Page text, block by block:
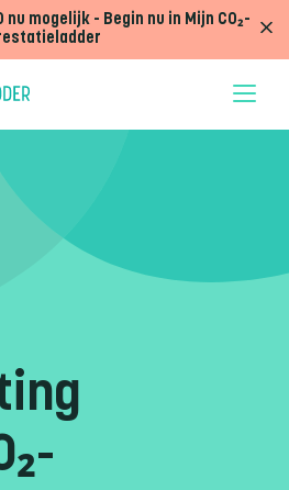
mogelijk - Begin nu in Mijn CO₂-